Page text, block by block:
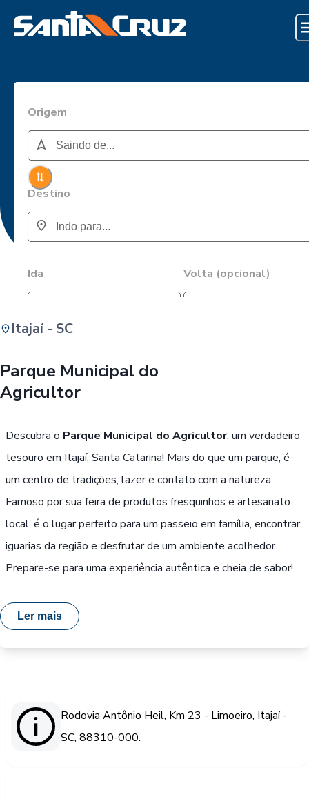
Origem
Destino
Ida Volta (opcional)
Itajaí - SC
Parque Municipal do
Agricultor
Descubra o Parque Municipal do Agricultor, um verdadeiro
tesouro em Itajaí, Santa Catarina! Mais do que um parque, é
um centro de tradições, lazer e contato com a natureza.
Famoso por sua feira de produtos fresquinhos e artesanato
local, é o lugar perfeito para um passeio em família, encontrar
iguarias da região e desfrutar de um ambiente acolhedor.
Prepare-se para uma experiência autêntica e cheia de sabor!
Ler mais
Rodovia Antônio Heil, Km 23 - Limoeiro, Itajaí -
SC, 88310-000.